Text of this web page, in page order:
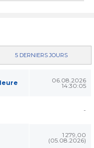
5 DERNIERS JOURS
06.08.2026
14:30:05
-
1 279,00
(05.08.2026)